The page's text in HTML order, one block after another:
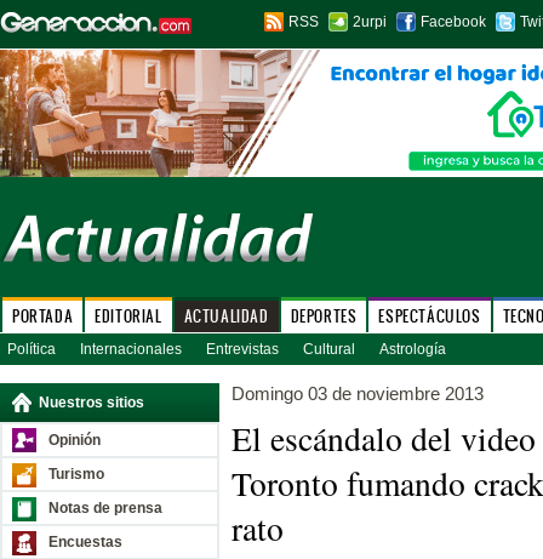
RSS 2urpi Facebook
PORTADA EDITORIAL ACTUALIDAD DEPORTES ESPECTÁCULOS
Política Internacionales Entrevistas Cultural Astrología
Nuestros sitios
Opinión
Turismo
Notas de prensa
Encuestas
Domingo 03 de noviembre 2013
El escándalo del
Toronto fumando
rato